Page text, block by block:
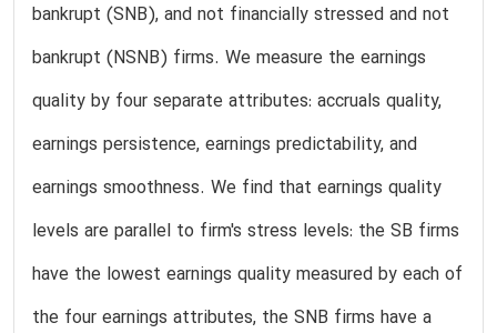
bankrupt (SNB), and not financially stressed and not
bankrupt (NSNB) firms. We measure the earnings
quality by four separate attributes: accruals quality,
earnings persistence, earnings predictability, and
earnings smoothness. We find that earnings quality
levels are parallel to firm's stress levels: the SB firms
have the lowest earnings quality measured by each of
the four earnings attributes, the SNB firms have a